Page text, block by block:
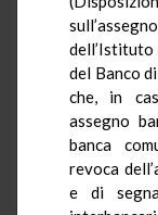
dell’Istituto
del Banco
che, in
assegno
banca
revoca
e di